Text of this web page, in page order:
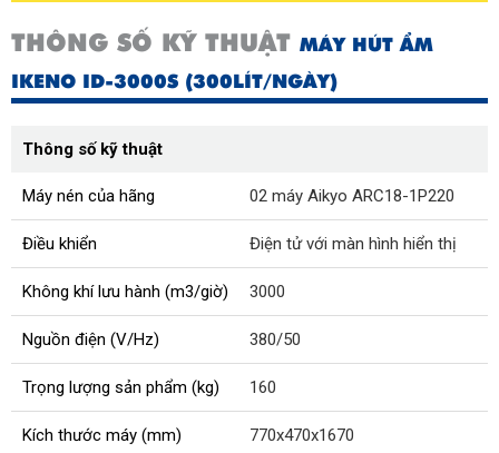
THÔNG SỐ KỸ THUẬT MÁY HÚT ẨM
IKENO ID-3000S (300LÍT/NGÀY)
Thông số kỹ thuật
Máy nén của hãng 02 máy Aikyo ARC18-1P220
Điều khiển Điện tử với màn hình hiển thị
Không khí lưu hành (m3/giờ) 3000
Nguồn điện (V/Hz) 380/50
Trọng lượng sản phẩm (kg) 160
Kích thước máy (mm) 770x470x1670